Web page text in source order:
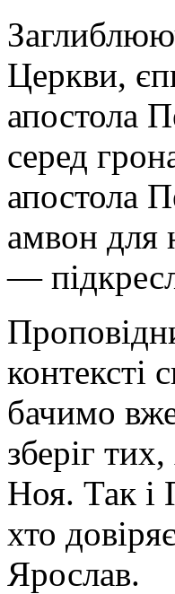
Церкви,
апостола
серед
апостола
амвон для
—
контексті
бачимо
зберіг
Ноя. Так і
хто
Ярослав.